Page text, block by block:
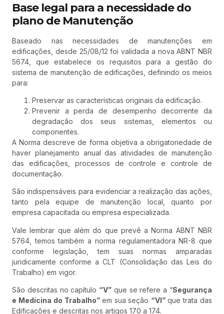
Base legal para a necessidade do
plano de Manutenção
Baseado nas necessidades de manutenções em
edificações, desde 25/08/12 foi validada a nova ABNT NBR
5674, que estabelece os requisitos para a gestão do
sistema de manutenção de edificações, definindo os meios
para:
Preservar as características originais da edificação.
Prevenir a perda de desempenho decorrente da
degradação dos seus sistemas, elementos ou
componentes.
A Norma descreve de forma objetiva a obrigatoriedade de
haver planejamento anual das atividades de manutenção
das edificações, processos de controle e controle de
documentação.
São indispensáveis para evidenciar a realização das ações,
tanto pela equipe de manutenção local, quanto por
empresa capacitada ou empresa especializada.
Vale lembrar que além do que prevê a Norma ABNT NBR
5764, temos também a norma regulamentadora NR-8 que
conforme legislação, tem suas normas amparadas
juridicamente conforme a CLT (Consolidação das Leis do
Trabalho) em vigor.
São descritas no capítulo “V” que se refere a “Segurança
e Medicina do Trabalho” em sua seção “VI”que trata das
Edificações e descritas nos artigos 170 a 174.